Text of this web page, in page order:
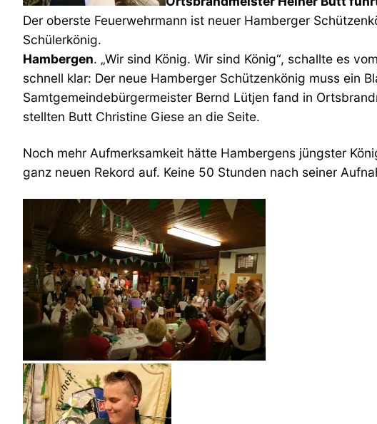
Der oberste Feuerwehrmann ist neuer Hamberger
Schülerkönig.
Hambergen. „Wir sind König. Wir sind König“, schallte es
schnell klar: Der neue Hamberger Schützenkönig muss ein
Samtgemeindebürgermeister Bernd Lütjen fand in
stellten Butt Christine Giese an die Seite.
Noch mehr Aufmerksamkeit hätte Hambergens jüngster
ganz neuen Rekord auf. Keine 50 Stunden nach seiner